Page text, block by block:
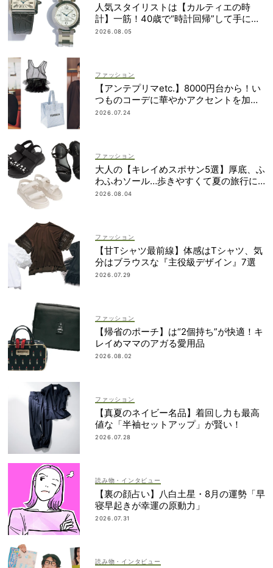
人気スタイリストは【カルティエの時
計】一筋！40歳で“時計回帰”して手に入
れた名品は？
2026.08.05
ファッション
【アンテプリマetc.】8000円台から！い
つものコーデに華やかアクセントを加え
る「甘ちびバッグ」9選
2026.07.24
ファッション
大人の【キレイめスポサン5選】厚底、ふ
わふわソール…歩きやすくて夏の旅行に
も！
2026.08.04
ファッション
【甘Tシャツ最前線】体感はTシャツ、気
分はブラウスな『主役級デザイン』7選
2026.07.29
ファッション
【帰省のポーチ】は“2個持ち”が快適！キ
レイめママのアガる愛用品
2026.08.02
ファッション
【真夏のネイビー名品】着回し力も最高
値な「半袖セットアップ」が賢い！
2026.07.28
読み物・インタビュー
【裏の顔占い】八白土星・8月の運勢「早
寝早起きが幸運の原動力」
2026.07.31
読み物・インタビュー